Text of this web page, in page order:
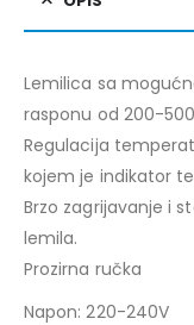
Lemilica sa
rasponu od 200-
Regulacija
kojem je indikator
Brzo zagrijavanje i
lemila.
Prozirna ručka
Napon: 220-240V